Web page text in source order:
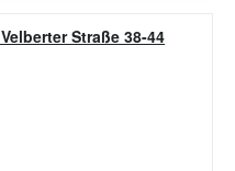
Velberter Straße 38-44